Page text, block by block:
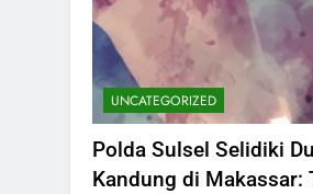
UNCATEGORIZED
Polda Sulsel Selidiki
Kandung di Makassar: